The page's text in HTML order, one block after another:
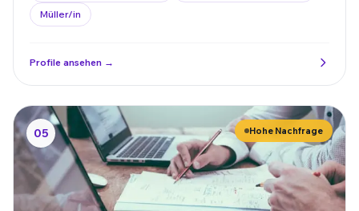
Müller/in
Profile ansehen →
05 Hohe Nachfrage